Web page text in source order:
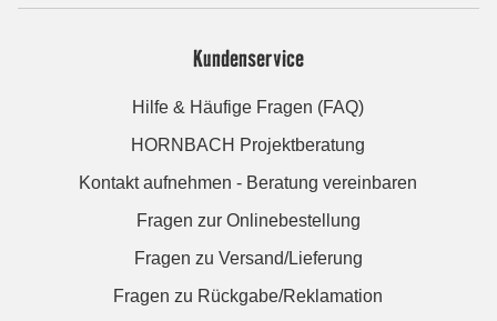
Kundenservice
Hilfe & Häufige Fragen (FAQ)
HORNBACH Projektberatung
Kontakt aufnehmen - Beratung vereinbaren
Fragen zur Onlinebestellung
Fragen zu Versand/Lieferung
Fragen zu Rückgabe/Reklamation